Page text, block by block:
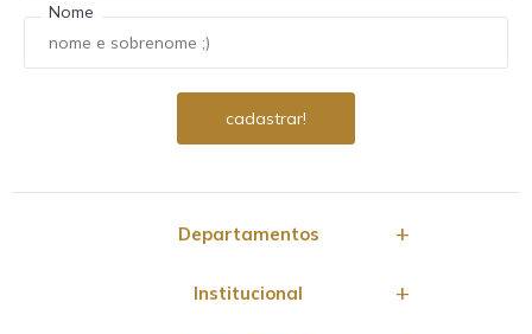
Nome
Departamentos
Institucional